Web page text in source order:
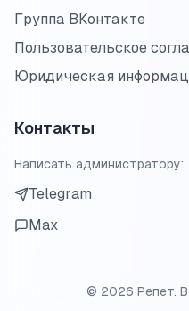
Группа ВКонтакте
Пользовательское
Юридическая
Контакты
Написать администратору:
Telegram
Max
© 2026 Репет.